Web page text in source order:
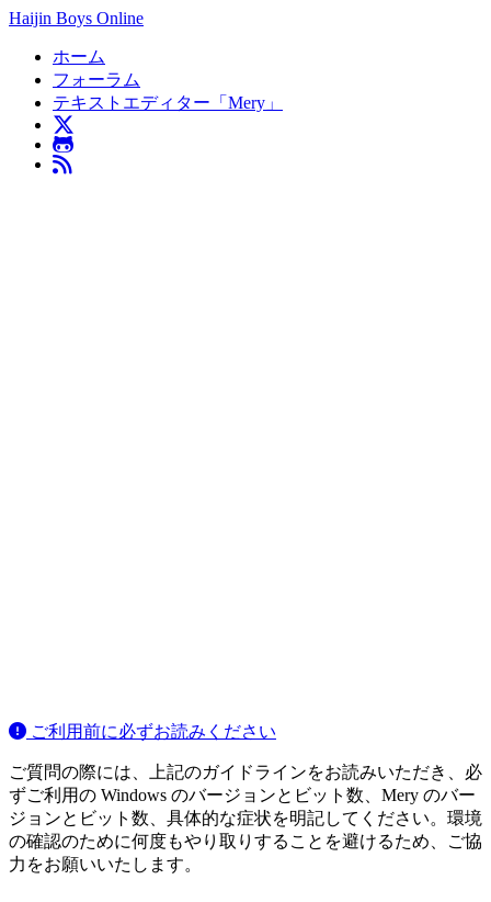
Haijin Boys Online
ホーム
フォーラム
テキストエディター「Mery」
ご利用前に必ずお読みください
ご質問の際には、上記のガイドラインをお読みいただき、必
ずご利用の Windows のバージョンとビット数、Mery のバー
ジョンとビット数、具体的な症状を明記してください。環境
の確認のために何度もやり取りすることを避けるため、ご協
力をお願いいたします。